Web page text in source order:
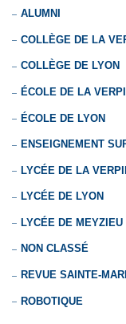
ALUMNI
COLLÈGE DE LA
COLLÈGE DE LYON
ÉCOLE DE LA
ÉCOLE DE LYON
ENSEIGNEMENT
LYCÉE DE LA
LYCÉE DE LYON
LYCÉE DE MEYZIEU
NON CLASSÉ
REVUE SAINTE-
ROBOTIQUE